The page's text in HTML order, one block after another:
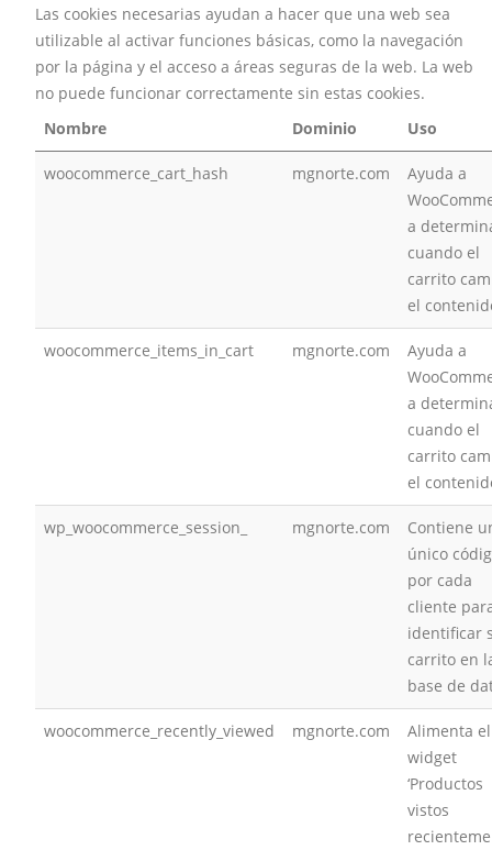
Las cookies necesarias ayudan a hacer que una web sea
utilizable al activar funciones básicas, como la navegación
por la página y el acceso a áreas seguras de la web. La web
no puede funcionar correctamente sin estas cookies.
Nombre
Dominio Uso
woocommerce_cart_hash mgnorte.com
Ayuda a
a
cuando el
carrito
el
woocommerce_items_in_cart mgnorte.com
Ayuda a
a
cuando el
carrito
el
wp_woocommerce_session_ mgnorte.com
Contiene
único
por cada
cliente
identificar
carrito en
base de
woocommerce_recently_viewed mgnorte.com
Alimenta el
widget
‘Productos
vistos